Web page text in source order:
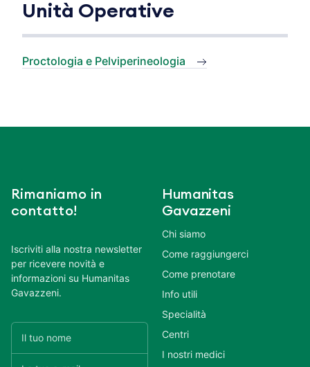
Unità Operative
Proctologia e Pelviperineologia
Rimaniamo in
contatto!
Iscriviti alla nostra newsletter
per ricevere novità e
informazioni su Humanitas
Gavazzeni.
Humanitas
Gavazzeni
Chi siamo
Come raggiungerci
Come prenotare
Info utili
Specialità
Centri
I nostri medici